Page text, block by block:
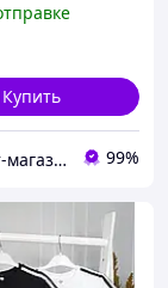
Купить
интернет-магазин "Amina Style" 99%